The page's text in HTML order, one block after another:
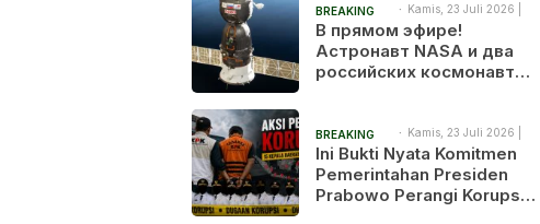
BREAKING
NEWS
Kamis, 23 Juli 2026 |
2:13 pm
В прямом эфире!
Астронавт NASA и два
российских космонавта
космосе
BREAKING
NEWS
Kamis, 23 Juli 2026 |
1:53 am
Ini Bukti Nyata Komitmen
Pemerintahan Presiden
Prabowo Perangi Korupsi,